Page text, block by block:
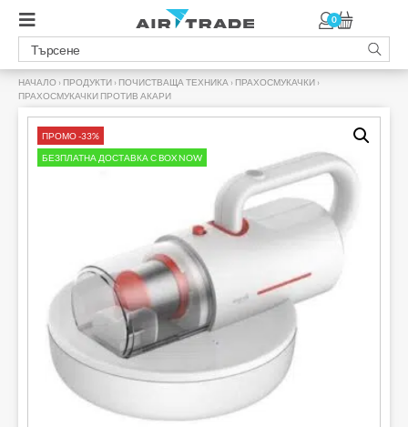
0
НАЧАЛО › ПРОДУКТИ › ПОЧИСТВАЩА ТЕХНИКА › ПРАХОСМУКАЧКИ ›
ПРАХОСМУКАЧКИ ПРОТИВ АКАРИ
ПРОМО -33%
БЕЗПЛАТНА ДОСТАВКА С BOX NOW